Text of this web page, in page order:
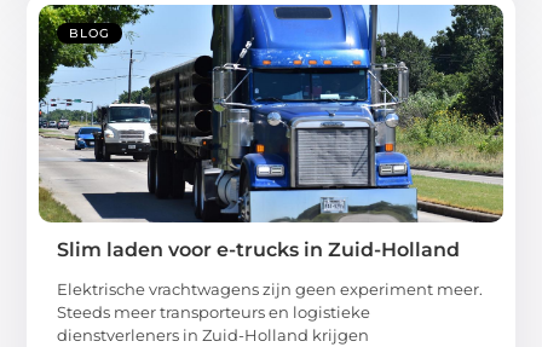
BLOG
Slim laden voor e-trucks in Zuid-Holland
Elektrische vrachtwagens zijn geen experiment meer.
Steeds meer transporteurs en logistieke
dienstverleners in Zuid-Holland krijgen